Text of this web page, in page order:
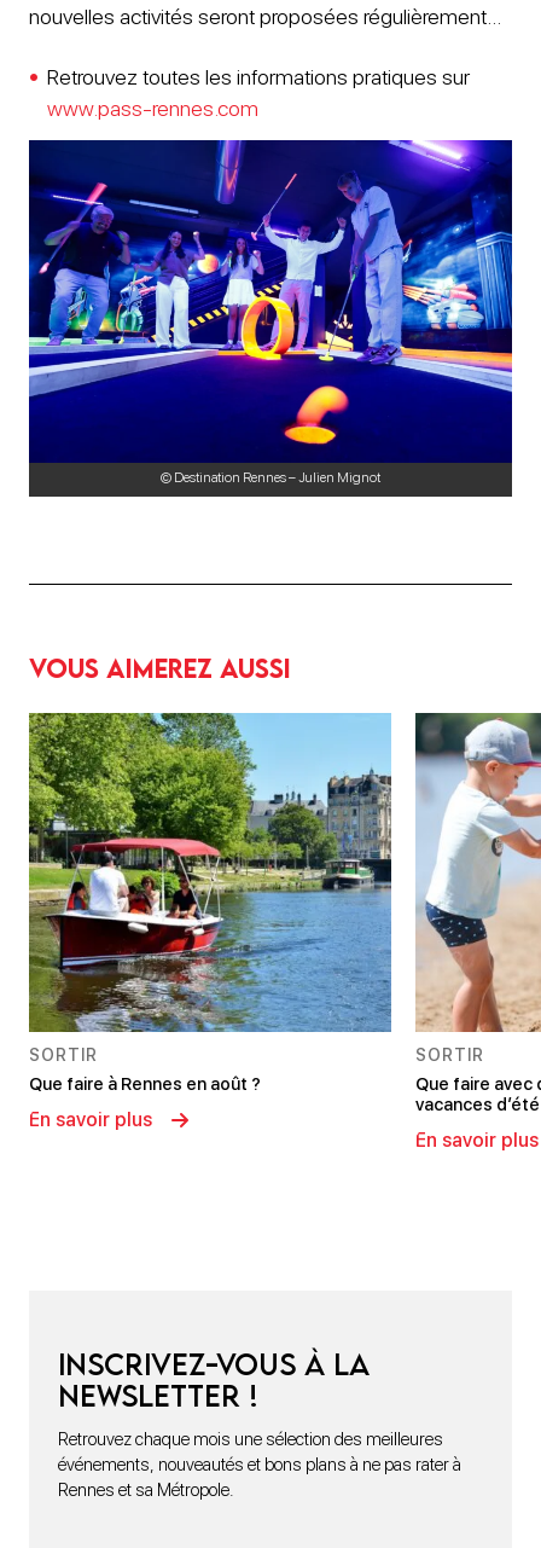
nouvelles activités seront proposées régulièrement…
Retrouvez toutes les informations pratiques sur
www.pass-rennes.com
© Destination Rennes – Julien Mignot
Vous aimerez aussi
SORTIR
Que faire à Rennes en août ?
En savoir plus
SORTIR
Que faire
vacances
En savoir plus
Inscrivez-vous à la
newsletter !
Retrouvez chaque mois une sélection des meilleures
événements, nouveautés et bons plans à ne pas rater à
Rennes et sa Métropole.